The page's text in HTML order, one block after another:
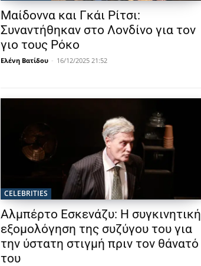
Μαίδοννα και Γκάι Ρίτσι:
Συναντήθηκαν στο Λονδίνο για τον
γιο τους Ρόκο
Ελένη Βατίδου - 16/12/2025 21:52
CELEBRITIES
Αλμπέρτο Εσκενάζυ: Η συγκινητική
εξομολόγηση της συζύγου του για
την ύστατη στιγμή πριν τον θάνατό
του